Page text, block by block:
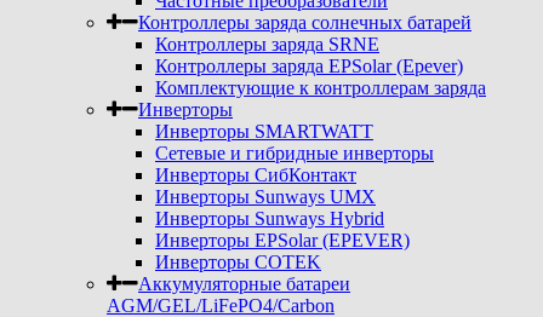
Контроллеры заряда солнечных батарей
Контроллеры заряда SRNE
Контроллеры заряда EPSolar (Epever)
Комплектующие к контроллерам заряда
Инверторы
Инверторы SMARTWATT
Сетевые и гибридные инверторы
Инверторы СибКонтакт
Инверторы Sunways UMX
Инверторы Sunways Hybrid
Инверторы EPSolar (EPEVER)
Инверторы COTEK
Аккумуляторные батареи
AGM/GEL/LiFePO4/Carbon